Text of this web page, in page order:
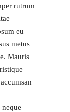
rutrum
eu
metus
Mauris